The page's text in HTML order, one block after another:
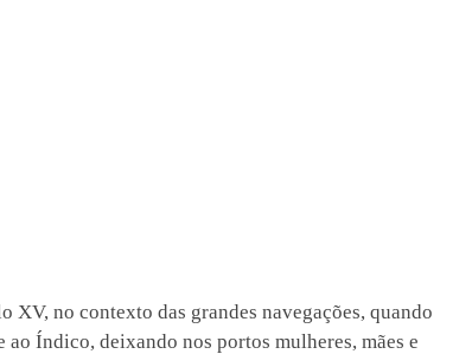
XV, no contexto das grandes navegações, quando
Índico, deixando nos portos mulheres, mães e